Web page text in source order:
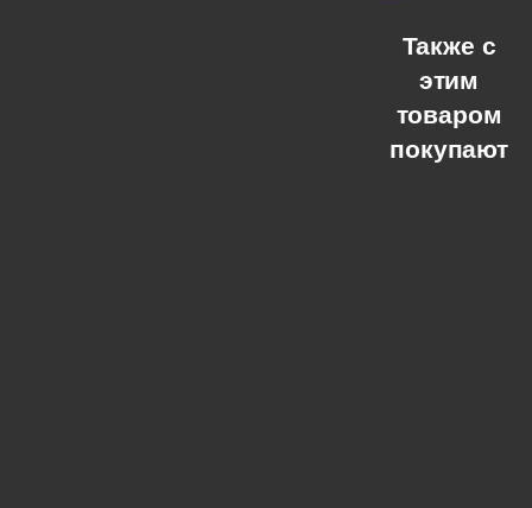
Также с
этим
товаром
покупают